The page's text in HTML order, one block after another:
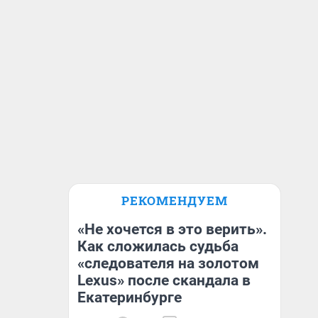
РЕКОМЕНДУЕМ
«Не хочется в это верить».
Как сложилась судьба
«следователя на золотом
Lexus» после скандала в
Екатеринбурге